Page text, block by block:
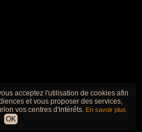
acceptez l'utilisation de cookies afin
et vous proposer des services,
vos centres d'intérêts. En savoir plus
OK